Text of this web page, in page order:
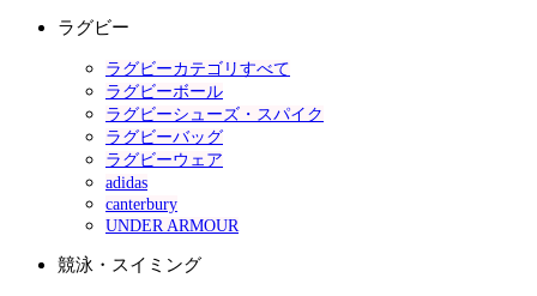
ラグビー
ラグビーカテゴリすべて
ラグビーボール
ラグビーシューズ・スパイク
ラグビーバッグ
ラグビーウェア
adidas
canterbury
UNDER ARMOUR
競泳・スイミング